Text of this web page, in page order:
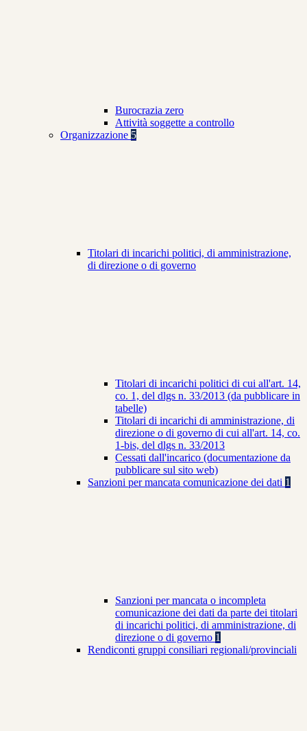
Burocrazia zero
Attività soggette a controllo
Organizzazione 5
Titolari di incarichi politici, di amministrazione,
di direzione o di governo
Titolari di incarichi politici di cui all'art. 14,
co. 1, del dlgs n. 33/2013 (da pubblicare in
tabelle)
Titolari di incarichi di amministrazione, di
direzione o di governo di cui all'art. 14, co.
1-bis, del dlgs n. 33/2013
Cessati dall'incarico (documentazione da
pubblicare sul sito web)
Sanzioni per mancata comunicazione dei dati 1
Sanzioni per mancata o incompleta
comunicazione dei dati da parte dei titolari
di incarichi politici, di amministrazione, di
direzione o di governo 1
Rendiconti gruppi consiliari regionali/provinciali